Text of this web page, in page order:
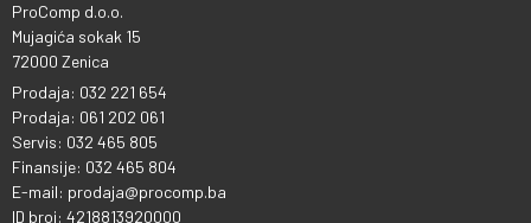
ProComp d.o.o.
Mujagića sokak 15
72000 Zenica
Prodaja: 032 221 654
Prodaja: 061 202 061
Servis: 032 465 805
Finansije: 032 465 804
E-mail: prodaja@procomp.ba
ID broj: 4218813920000